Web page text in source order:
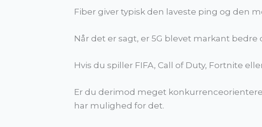
Fiber giver typisk den laveste ping og den
Når det er sagt, er 5G blevet markant bedre
Hvis du spiller FIFA, Call of Duty, Fortnite
Er du derimod meget
har mulighed for det.